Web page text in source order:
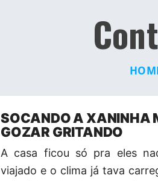
SOCANDO A XANINHA
GOZAR GRITANDO
A casa ficou só pra eles
viajado e o clima já tava